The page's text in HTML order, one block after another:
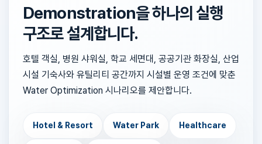
Demonstration을 하나의 실행
구조로 설계합니다.
호텔 객실, 병원 샤워실, 학교 세면대, 공공기관 화장실, 산업
시설 기숙사와 유틸리티 공간까지 시설별 운영 조건에 맞춘
Water Optimization 시나리오를 제안합니다.
Hotel & Resort Water Park Healthcare